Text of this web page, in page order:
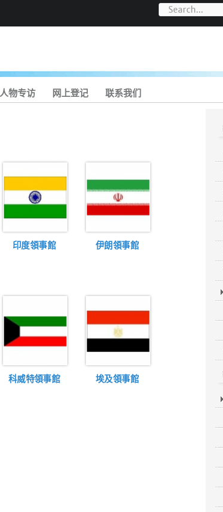
人物专访 网上登记 联系我们
印度領事館 伊朗領事館
科威特領事館 埃及領事館